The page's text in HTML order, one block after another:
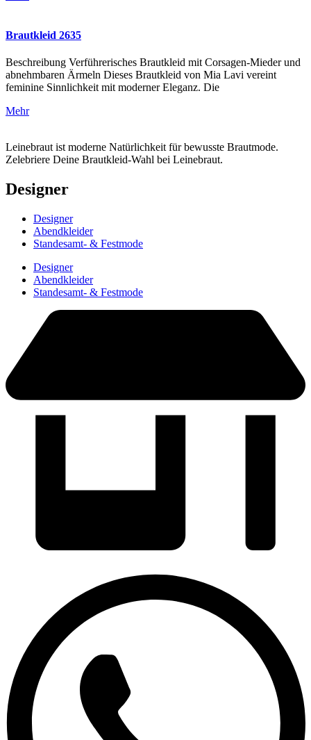
Brautkleid 2635
Beschreibung Verführerisches Brautkleid mit Corsagen-Mieder und
abnehmbaren Ärmeln Dieses Brautkleid von Mia Lavi vereint
feminine Sinnlichkeit mit moderner Eleganz. Die
Mehr
Leinebraut ist moderne Natürlichkeit für bewusste Brautmode.
Zelebriere Deine Brautkleid-Wahl bei Leinebraut.
Designer
Designer
Abendkleider
Standesamt- & Festmode
Designer
Abendkleider
Standesamt- & Festmode